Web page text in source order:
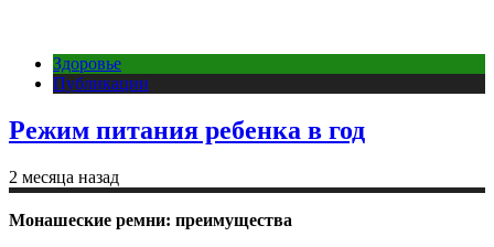
Здоровье
Публикации
Режим питания ребенка в год
2 месяца назад
Монашеские ремни: преимущества